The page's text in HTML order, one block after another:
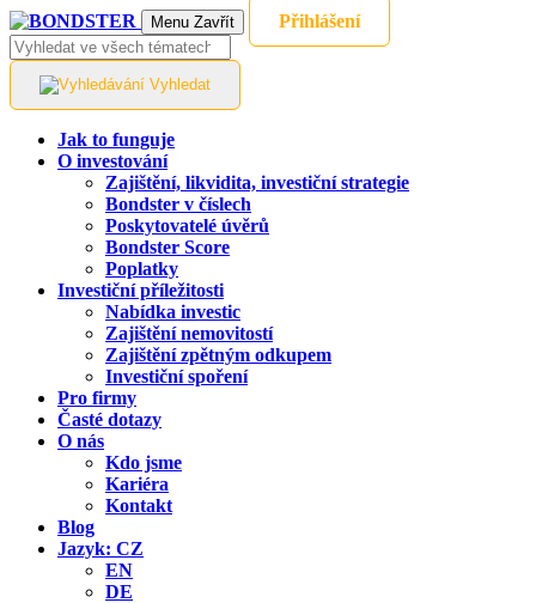
Menu Zavřít Přihlášení
Vyhledat
Jak to funguje
O investování
Zajištění, likvidita, investiční strategie
Bondster v číslech
Poskytovatelé úvěrů
Bondster Score
Poplatky
Investiční příležitosti
Nabídka investic
Zajištění nemovitostí
Zajištění zpětným odkupem
Investiční spoření
Pro firmy
Časté dotazy
O nás
Kdo jsme
Kariéra
Kontakt
Blog
Jazyk: CZ
EN
DE